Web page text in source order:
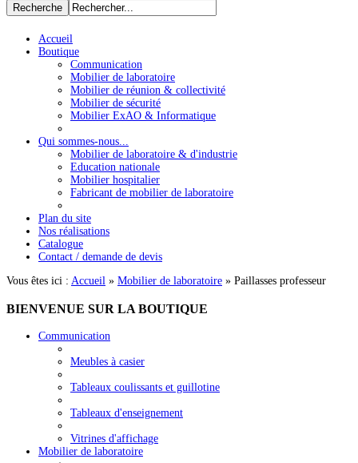
Accueil
Boutique
Communication
Mobilier de laboratoire
Mobilier de réunion & collectivité
Mobilier de sécurité
Mobilier ExAO & Informatique
Qui sommes-nous...
Mobilier de laboratoire & d'industrie
Education nationale
Mobilier hospitalier
Fabricant de mobilier de laboratoire
Plan du site
Nos réalisations
Catalogue
Contact / demande de devis
Vous êtes ici : Accueil » Mobilier de laboratoire » Paillasses professeur
BIENVENUE SUR LA BOUTIQUE
Communication
Meubles à casier
Tableaux coulissants et guillotine
Tableaux d'enseignement
Vitrines d'affichage
Mobilier de laboratoire